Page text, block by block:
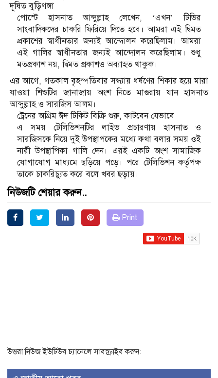
দূষিত বুড়িগঙ্গা
পোস্টে হাসনাত আব্দুল্লাহ লেখেন, ‘এখন’ টিভির
সাংবাদিকদের চাকরি ফিরিয়ে দিতে হবে। আমরা এই দ্বিমত
প্রকাশের স্বাধীনতার জন্যই আন্দোলন করেছিলাম। আমরা
এই গালির স্বাধীনতার জন্যই আন্দোলন করেছিলাম। শুধু
মতপ্রকাশ নয়, দ্বিমত প্রকাশও অব্যাহত থাকুক।
এর আগে, গতকাল বৃহস্পতিবার সন্ধ্যায় ধর্ষণের শিকার হয়ে মারা
যাওয়া শিশুটির জানাজায় অংশ নিতে মাগুরায় যান হাসনাত
আব্দুল্লাহ ও সারজিস আলম।
ট্রেনের অগ্রিম ঈদ টিকিট বিক্রি শুরু, কাটবেন যেভাবে
এ সময় টেলিভিশনটির লাইভ প্রচারণায় হাসনাত ও
সারজিসকে নিয়ে দুই উপস্থাপকের মধ্যে কথা বলার সময় ওই
নারী উপস্থাপিকা গালি দেন। এরই একটি অংশ সামাজিক
যোগাযোগ মাধ্যমে ছড়িয়ে পড়ে। পরে টেলিভিশন কর্তৃপক্ষ
তাকে চাকরিচ্যুত করে বলে খবর ছড়ায়।
নিউজটি শেয়ার করুন..
Print
উত্তরা নিউজ ইউটিউব চ্যানেলে সাবস্ক্রাইব করুন: